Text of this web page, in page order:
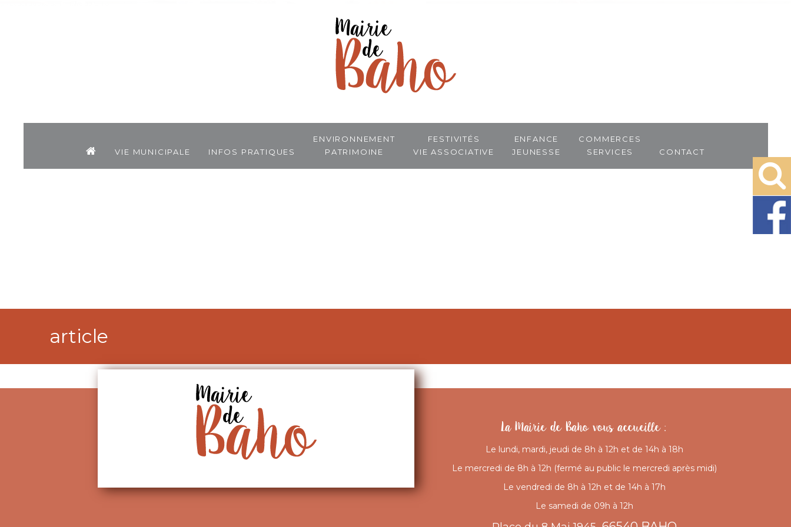
Vie municipale Infos pratiques
Environnement
Patrimoine
Festivités
Vie associative
Enfance
Jeunesse
Commerces
Services
Contact
article
La Mairie de Baho vous accueille :
Le lundi, mardi, jeudi de 8h à 12h et de 14h à 18h
Le mercredi de 8h à 12h (fermé au public le mercredi après midi)
Le vendredi de 8h à 12h et de 14h à 17h
Le samedi de 09h à 12h